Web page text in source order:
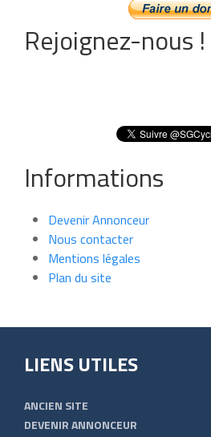
Rejoignez-nous !
Informations
Devenir Annonceur
Nous contacter
Mentions légales
Plan du site
LIENS UTILES
ANCIEN SITE
DEVENIR ANNONCEUR